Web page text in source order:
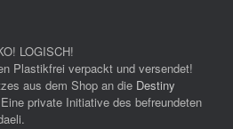
LOGISCH!
Plastikfrei verpackt und versendet!
aus dem Shop an die Destiny
private Initiative des befreundeten